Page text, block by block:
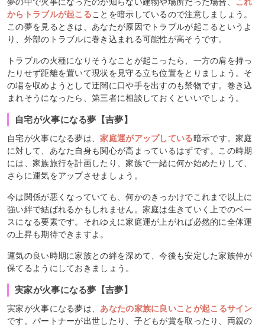
夢の中で火事になったのが知らない建物や場所だった場合、 これ
からトラブルが起こることを暗示しているので注意しましょう。
この夢を見るときは、あなたが原因でトラブルが起こるというよ
り、外部のトラブルに巻き込まれる可能性が高そうです。
トラブルの火種になりそうなことが起こったら、一方の肩を持っ
たりせず距離を置いて現状を見守る立ち位置をとりましょう。そ
の場を収めようとして迂闊に口や手を出すのも禁物です。巻き込
まれそうになったら、第三者に相談しておくといいでしょう。
自宅が火事になる夢【吉夢】
自宅が火事になる夢は、家庭運がアップしている暗示です。家庭
に対して、あなた自身も関心が高まっているはずです。この時期
には、家族旅行を計画したり、家族で一緒に何か始めたりして、
さらに運気をアップさせましょう。
今は関係が悪くなっていても、何かのきっかけでこれまで以上に
強い絆で結ばれるかもしれません。家庭は生きていく上でのベー
スになる要素です。それゆえに家庭運が上がれば必然的に全体運
の上昇も期待できますよ。
運気の良い時期に家族との絆を深めて、今後も安定した家族仲が
保てるようにしておきましょう。
実家が火事になる夢【吉夢】
実家が火事になる夢は、あなたの家族に良いことが起こるサイン
です。パートナーが出世したり、子どもが賞を取ったり、両親の